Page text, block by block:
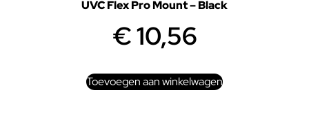
UVC Flex Pro Mount – Black
€10,56
Toevoegen aan winkelwagen